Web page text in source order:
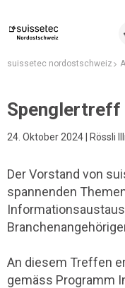
suissetec nordostschweiz
Spenglertreff
24. Oktober 2024 | Rössli
Der Vorstand von
spannenden
An diesem Treffen
gemäss Programm